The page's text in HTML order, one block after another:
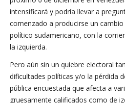
intensificará y podría llevar a
comenzado a producirse un
político sudamericano, con la
la izquierda.
Pero aún sin un quiebre electoral
dificultades políticas y/o la pérdida
pública encuestada que afecta a
gruesamente calificados como de